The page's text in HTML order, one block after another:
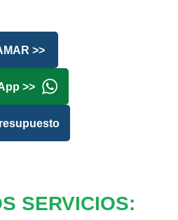
>>
>>
SERVICIOS: